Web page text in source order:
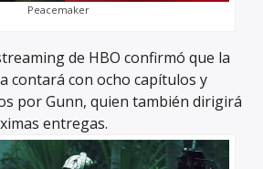
Peacemaker
de HBO confirmó que la
contará con ocho capítulos y
por Gunn, quien también dirigirá
entregas.